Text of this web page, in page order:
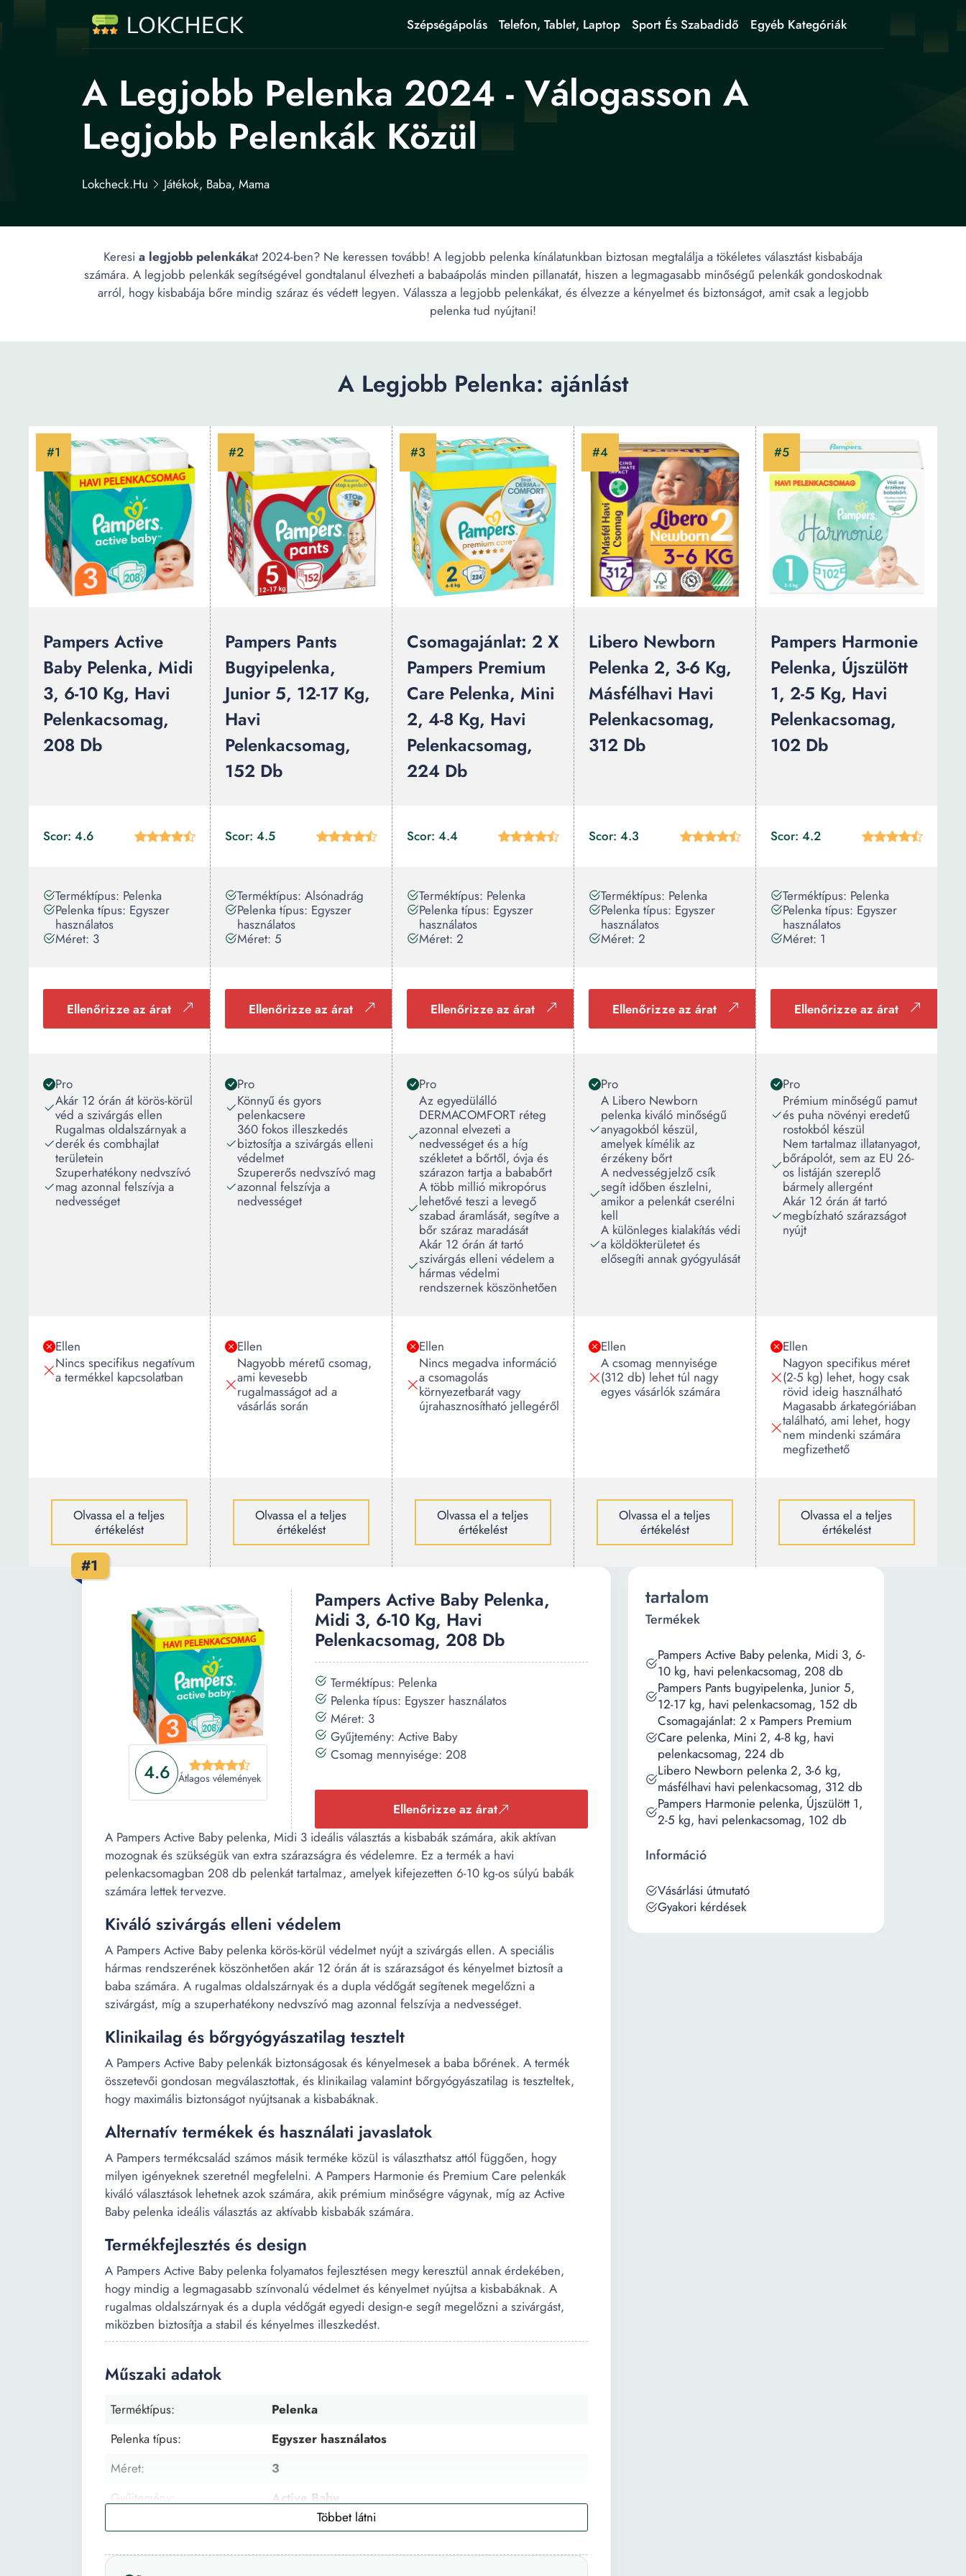
Szépségápolás Telefon, Tablet, Laptop Sport És Szabadidő Egyéb Kategóriák
A Legjobb Pelenka 2024 - Válogasson A
Legjobb Pelenkák Közül
Lokcheck.hu Játékok, Baba, Mama
Keresi a legjobb pelenkákat 2024-ben? Ne keressen tovább! A legjobb pelenka kínálatunkban biztosan megtalálja a tökéletes választást kisbabája
számára. A legjobb pelenkák segítségével gondtalanul élvezheti a babaápolás minden pillanatát, hiszen a legmagasabb minőségű pelenkák gondoskodnak
arról, hogy kisbabája bőre mindig száraz és védett legyen. Válassza a legjobb pelenkákat, és élvezze a kényelmet és biztonságot, amit csak a legjobb
pelenka tud nyújtani!
A Legjobb Pelenka: ajánlást
Pampers Active
Baby Pelenka, Midi
3, 6-10 Kg, Havi
Pelenkacsomag,
208 Db
Scor: 4.6
Terméktípus: Pelenka
Pelenka típus: Egyszer
használatos
Méret: 3
Ellenőrizze az árat
Pro
Akár 12 órán át körös-körül
véd a szivárgás ellen
Rugalmas oldalszárnyak a
derék és combhajlat
területein
Szuperhatékony nedvszívó
mag azonnal felszívja a
nedvességet
Ellen
Nincs specifikus negatívum
a termékkel kapcsolatban
Olvassa el a teljes
értékelést
Pampers Pants
Bugyipelenka,
Junior 5, 12-17 Kg,
Havi
Pelenkacsomag,
152 Db
Scor: 4.5
Terméktípus: Alsónadrág
Pelenka típus: Egyszer
használatos
Méret: 5
Ellenőrizze az árat
Pro
Könnyű és gyors
pelenkacsere
360 fokos illeszkedés
biztosítja a szivárgás elleni
védelmet
Szupererős nedvszívó mag
azonnal felszívja a
nedvességet
Ellen
Nagyobb méretű csomag,
ami kevesebb
rugalmasságot ad a
vásárlás során
Olvassa el a teljes
értékelést
Csomagajánlat: 2 X
Pampers Premium
Care Pelenka, Mini
2, 4-8 Kg, Havi
Pelenkacsomag,
224 Db
Scor: 4.4
Terméktípus: Pelenka
Pelenka típus: Egyszer
használatos
Méret: 2
Ellenőrizze az árat
Pro
Az egyedülálló
DERMACOMFORT réteg
azonnal elvezeti a
nedvességet és a híg
székletet a bőrtől, óvja és
szárazon tartja a bababőrt
A több millió mikropórus
lehetővé teszi a levegő
szabad áramlását, segítve a
bőr száraz maradását
Akár 12 órán át tartó
szivárgás elleni védelem a
hármas védelmi
rendszernek köszönhetően
Ellen
Nincs megadva információ
a csomagolás
környezetbarát vagy
újrahasznosítható jellegéről
Olvassa el a teljes
értékelést
Libero Newborn
Pelenka 2, 3-6 Kg,
Másfélhavi Havi
Pelenkacsomag,
312 Db
Scor: 4.3
Terméktípus: Pelenka
Pelenka típus: Egyszer
használatos
Méret: 2
Ellenőrizze az árat
Pro
A Libero Newborn
pelenka kiváló minőségű
anyagokból készül,
amelyek kímélik az
érzékeny bőrt
A nedvességjelző csík
segít időben észlelni,
amikor a pelenkát cserélni
kell
A különleges kialakítás védi
a köldökterületet és
elősegíti annak gyógyulását
Ellen
A csomag mennyisége
(312 db) lehet túl nagy
egyes vásárlók számára
Olvassa el a teljes
értékelést
Pampers Harmonie
Pelenka, Újszülött
1, 2-5 Kg, Havi
Pelenkacsomag,
102 Db
Scor: 4.2
Terméktípus: Pelenka
Pelenka típus: Egyszer
használatos
Méret: 1
Ellenőrizze az árat
Pro
Prémium minőségű pamut
és puha növényi eredetű
rostokból készül
Nem tartalmaz illatanyagot,
bőrápolót, sem az EU 26-
os listáján szereplő
bármely allergént
Akár 12 órán át tartó
megbízható szárazságot
nyújt
Ellen
Nagyon specifikus méret
(2-5 kg) lehet, hogy csak
rövid ideig használható
Magasabb árkategóriában
található, ami lehet, hogy
nem mindenki számára
megfizethető
Olvassa el a teljes
értékelést
#1
4.6 Átlagos vélemények
Pampers Active Baby Pelenka,
Midi 3, 6-10 Kg, Havi
Pelenkacsomag, 208 Db
Terméktípus: Pelenka
Pelenka típus: Egyszer használatos
Méret: 3
Gyűjtemény: Active Baby
Csomag mennyisége: 208
Ellenőrizze az árat
A Pampers Active Baby pelenka, Midi 3 ideális választás a kisbabák számára, akik aktívan
mozognak és szükségük van extra szárazságra és védelemre. Ez a termék a havi
pelenkacsomagban 208 db pelenkát tartalmaz, amelyek kifejezetten 6-10 kg-os súlyú babák
számára lettek tervezve.
Kiváló szivárgás elleni védelem
A Pampers Active Baby pelenka körös-körül védelmet nyújt a szivárgás ellen. A speciális
hármas rendszerének köszönhetően akár 12 órán át is szárazságot és kényelmet biztosít a
baba számára. A rugalmas oldalszárnyak és a dupla védőgát segítenek megelőzni a
szivárgást, míg a szuperhatékony nedvszívó mag azonnal felszívja a nedvességet.
Klinikailag és bőrgyógyászatilag tesztelt
A Pampers Active Baby pelenkák biztonságosak és kényelmesek a baba bőrének. A termék
összetevői gondosan megválasztottak, és klinikailag valamint bőrgyógyászatilag is teszteltek,
hogy maximális biztonságot nyújtsanak a kisbabáknak.
Alternatív termékek és használati javaslatok
A Pampers termékcsalád számos másik terméke közül is választhatsz attól függően, hogy
milyen igényeknek szeretnél megfelelni. A Pampers Harmonie és Premium Care pelenkák
kiváló választások lehetnek azok számára, akik prémium minőségre vágynak, míg az Active
Baby pelenka ideális választás az aktívabb kisbabák számára.
Termékfejlesztés és design
A Pampers Active Baby pelenka folyamatos fejlesztésen megy keresztül annak érdekében,
hogy mindig a legmagasabb színvonalú védelmet és kényelmet nyújtsa a kisbabáknak. A
rugalmas oldalszárnyak és a dupla védőgát egyedi design-e segít megelőzni a szivárgást,
miközben biztosítja a stabil és kényelmes illeszkedést.
Műszaki adatok
Terméktípus:
Pelenka
Pelenka típus:
Egyszer használatos
Méret:
3
Gyűjtemény:
Active Baby
Csomag mennyisége:
208
Súly intervallum:
6 - 10 kg
tartalom
Termékek
Pampers Active Baby pelenka, Midi 3, 6-
10 kg, havi pelenkacsomag, 208 db
Pampers Pants bugyipelenka, Junior 5,
12-17 kg, havi pelenkacsomag, 152 db
Csomagajánlat: 2 x Pampers Premium
Care pelenka, Mini 2, 4-8 kg, havi
pelenkacsomag, 224 db
Libero Newborn pelenka 2, 3-6 kg,
másfélhavi havi pelenkacsomag, 312 db
Pampers Harmonie pelenka, Újszülött 1,
2-5 kg, havi pelenkacsomag, 102 db
Információ
Vásárlási útmutató
Gyakori kérdések